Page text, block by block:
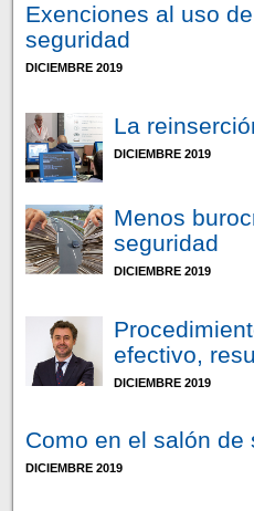
Exenciones al uso
seguridad
DICIEMBRE 2019
La
DICIEMBRE 2019
Menos
seguridad
DICIEMBRE 2019
efectivo,
DICIEMBRE 2019
Como en el salón de
DICIEMBRE 2019